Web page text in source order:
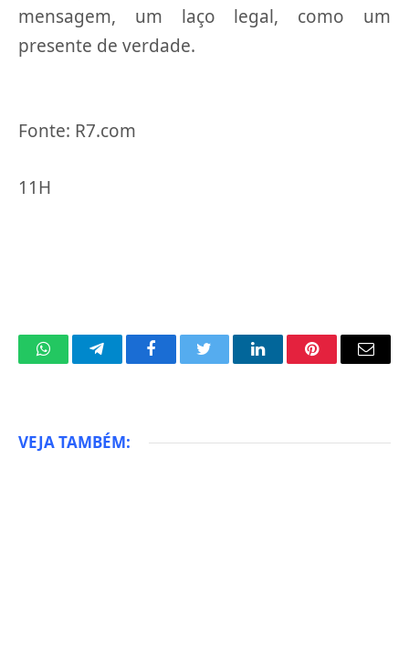
mensagem, um laço legal, como um
presente de verdade.
Fonte: R7.com
11H
WhatsAppTelegramFacebookTwitter LinkedInPinterestEmail
VEJA TAMBÉM: